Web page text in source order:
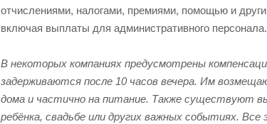
отчислениями, налогами, премиями, помощью и
включая выплаты для административного персонала.
В некоторых компаниях предусмотрены
задерживаются после 10 часов вечера. Им
дома и частично на питание. Также существуют
ребёнка, свадьбе или других важных событиях.